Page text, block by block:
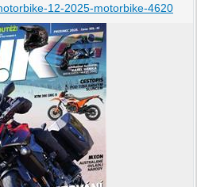
12-2025-motorbike-4620